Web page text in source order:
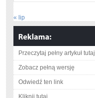
« lip
Przeczytaj pełny artykuł tutaj
Zobacz pełną wersję
Odwiedź ten link
Kliknij tutaj